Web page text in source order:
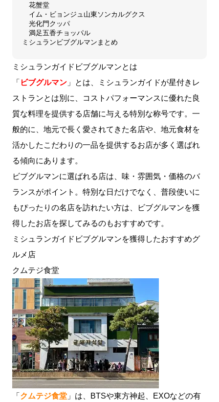
花蟹堂
イム・ビョンジュ山東ソンカルグクス
光化門クッパ
満足五香チョッパル
ミシュランビブグルマンまとめ
ミシュランガイドビブグルマンとは
「 ビブグルマン」とは、ミシュランガイドが星付きレ
ストランとは別に、コストパフォーマンスに優れた良
質な料理を提供する店舗に与える特別な称号です。一
般的に、地元で長く愛されてきた名店や、地元食材を
活かしたこだわりの一品を提供するお店が多く選ばれ
る傾向にあります。
ビブグルマンに選ばれる店は、味・雰囲気・価格のバ
ランスがポイント。特別な日だけでなく、普段使いに
もぴったりの名店を訪れたい方は、ビブグルマンを獲
得したお店を探してみるのもおすすめです。
ミシュランガイドビブグルマンを獲得したおすすめグ
ルメ店
クムテジ食堂
「 クムテジ食堂」は、BTSや東方神起、EXOなどの有